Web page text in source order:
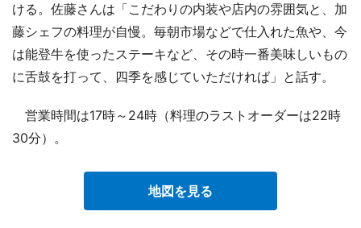
ける。佐藤さんは「こだわりの内装や店内の雰囲気と、加
藤シェフの料理が自慢。毎朝市場などで仕入れた魚や、今
は能登牛を使ったステーキなど、その時一番美味しいもの
に舌鼓を打って、四季を感じていただければ」と話す。
営業時間は17時～24時（料理のラストオーダーは22時
30分）。
地図を見る